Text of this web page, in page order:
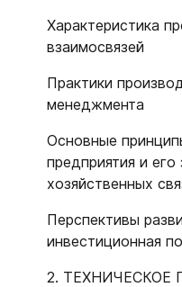
Характеристика
взаимосвязей
Практики
менеджмента
Основные
предприятия и
хозяйственных
Перспективы
инвестиционная
2. ТЕХНИЧЕСКОЕ